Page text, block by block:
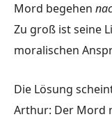
Mord begehen
Zu groß ist seine
moralischen
Die Lösung
Arthur: Der Mord